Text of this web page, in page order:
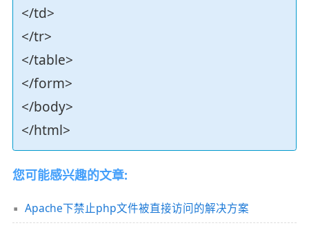
</td>
</tr>
</table>
</form>
</body>
</html>
您可能感兴趣的文章:
Apache下禁止php文件被直接访问的解决方案